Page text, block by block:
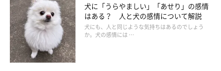
犬に「うらやましい」「あせり」の感情
はある？ 人と犬の感情について解説
犬にも、人と同じような気持ちはあるのでしょう
か。犬の感情には …